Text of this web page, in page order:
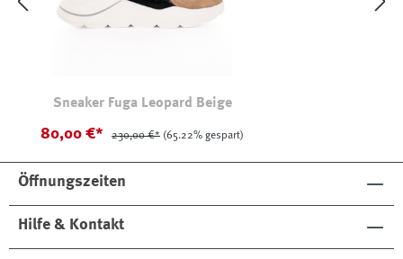
Sneaker Fuga Leopard Beige
80,00 €* 230,00 €* (65.22% gespart)
Öffnungszeiten
Hilfe & Kontakt